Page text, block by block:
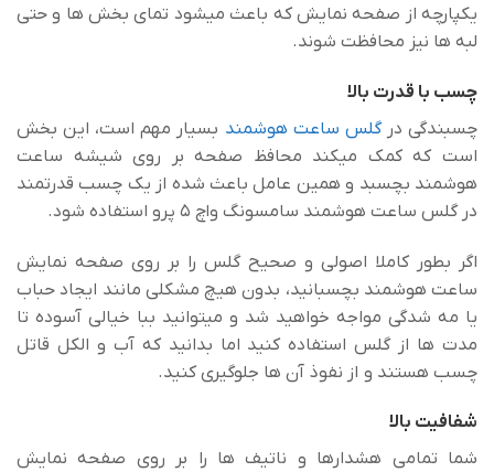
یکپارچه از صفحه نمایش که باعث میشود تمای بخش ها و حتی
لبه ها نیز محافظت شوند.
چسب با قدرت بالا
چسبندگی درگلس ساعت هوشمند بسیار مهم است، این بخش
است که کمک میکند محافظ صفحه بر روی شیشه ساعت
هوشمند بچسبد و همین عامل باعث شده از یک چسب قدرتمند
در گلس ساعت هوشمند سامسونگ واچ ۵ پرو استفاده شود.
اگر بطور کاملا اصولی و صحیح گلس را بر روی صفحه نمایش
ساعت هوشمند بچسبانید، بدون هیچ مشکلی مانند ایجاد حباب
یا مه شدگی مواجه خواهید شد و میتوانید ببا خیالی آسوده تا
مدت ها از گلس استفاده کنید اما بدانید که آب و الکل قاتل
چسب هستند و از نفوذ آن ها جلوگیری کنید.
شفافیت بالا
شما تمامی هشدارها و ناتیف ها را بر روی صفحه نمایش